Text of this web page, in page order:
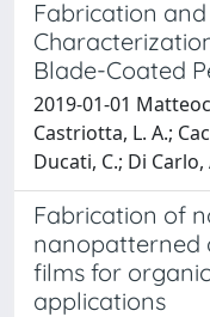
Fabrication
Blade-Coated
2019-01-01
Castriotta, L. A.;
Ducati, C.; Di Carlo,
Fabrication of
nanopatterned
films for
applications